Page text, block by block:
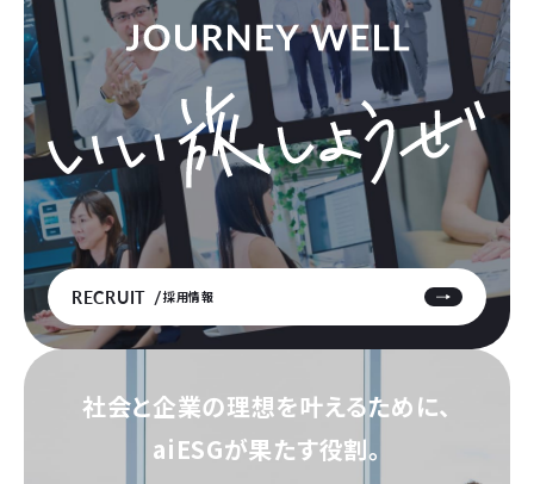
RECRUIT 採用情報
社会と企業の理想を叶えるために、
aiESGが果たす役割。